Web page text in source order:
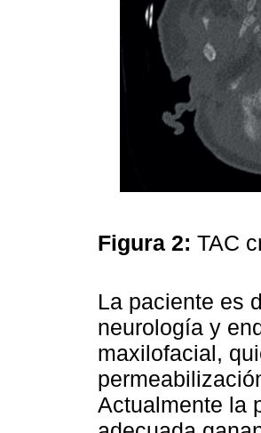
Figura 2: TAC
La paciente es
neurología y
maxilofacial,
Actualmente la